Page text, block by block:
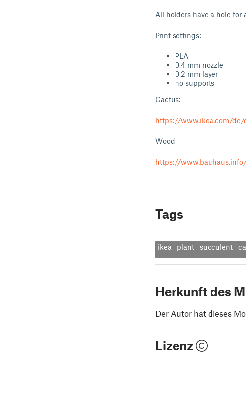
All holders have a hole for
Print settings:
PLA
0,4 mm nozzle
0,2 mm layer
no supports
Cactus:
https://www.ikea.com/
Wood:
https://
Tags
ikea plant succulent
Herkunft des
Der Autor hat dieses
Lizenz